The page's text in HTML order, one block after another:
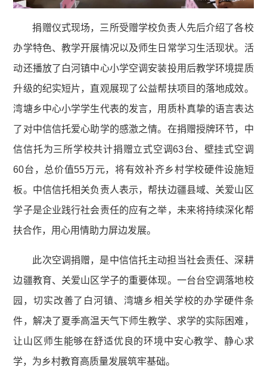
捐赠仪式现场，三所受赠学校负责人先后介绍了各校
办学特色、教学开展情况以及师生日常学习生活现状。活
动还播放了白河镇中心小学空调安装投用后教学环境提质
升级的纪实短片，直观展现了公益帮扶项目的落地成效。
湾塘乡中心小学学生代表的发言，用质朴真挚的语言表达
了对中信信托爱心助学的感激之情。在捐赠授牌环节，中
信信托为三所学校共计捐赠立式空调63台、壁挂式空调
60台，总价值55万元，将有效补齐乡村学校硬件设施短
板。中信信托相关负责人表示，帮扶边疆县域、关爱山区
学子是企业践行社会责任的应有之举，未来将持续深化帮
扶合作，用心用情助力屏边发展。
此次空调捐赠，是中信信托主动担当社会责任、深耕
边疆教育、关爱山区学子的重要体现。一台台空调落地校
园，切实改善了白河镇、湾塘乡相关学校的办学硬件条
件，解决了夏季高温天气下师生教学、求学的实际困难，
让山区师生能够在舒适优良的环境中安心教学、静心求
学，为乡村教育高质量发展筑牢基础。